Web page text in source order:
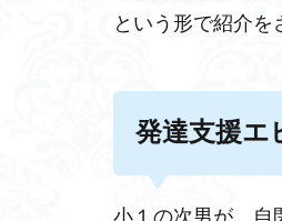
という形で紹介を
発達支援
小１の次男が、自